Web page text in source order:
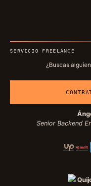
SERVICIO FREELANCE
¿Buscas
Senior Backend